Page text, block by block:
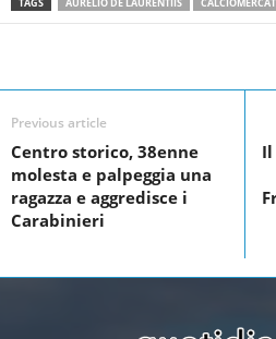
c
b
o
o
k
tt
k
dI
ar
Previous article
Centro storico, 38enne
molesta e palpeggia una
ragazza e aggredisce i
Carabinieri